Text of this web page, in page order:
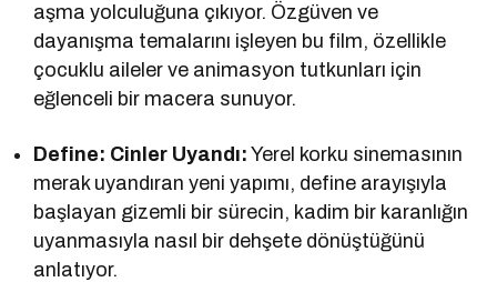
aşma yolculuğuna çıkıyor. Özgüven ve
dayanışma temalarını işleyen bu film, özellikle
çocuklu aileler ve animasyon tutkunları için
eğlenceli bir macera sunuyor.
Define: Cinler Uyandı: Yerel korku sinemasının
merak uyandıran yeni yapımı, define arayışıyla
başlayan gizemli bir sürecin, kadim bir karanlığın
uyanmasıyla nasıl bir dehşete dönüştüğünü
anlatıyor.